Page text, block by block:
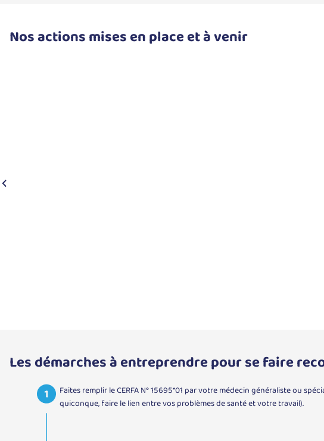
Nos actions mises en place et à venir
Les démarches à entreprendre pour se faire
Faites remplir le CERFA N° 15695*01 par votre médecin généraliste ou
quiconque, faire le lien entre vos problèmes de santé et votre travail).